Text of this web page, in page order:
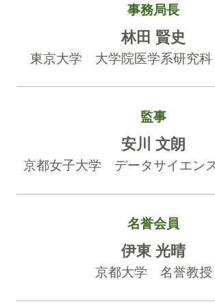
事務局長
林田 賢史
東京大学 大学院医学系研究
監事
安川 文朗
京都女子大学 データサイエン
名誉会員
伊東 光晴
京都大学 名誉教授